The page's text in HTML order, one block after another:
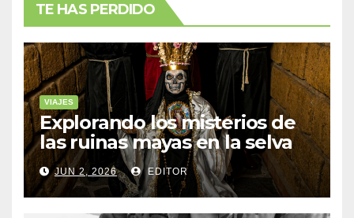
TE HAS PERDIDO
VIAJES
Explorando los misterios de
las ruinas mayas en la selva
de Yucatán
JUN 2, 2026 EDITOR